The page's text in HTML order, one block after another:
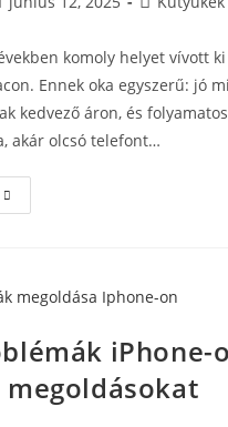
komoly helyet vívott
Ennek oka egyszerű: jó
kedvező áron, és
akár olcsó telefont…
Xiaomi
iPhone-